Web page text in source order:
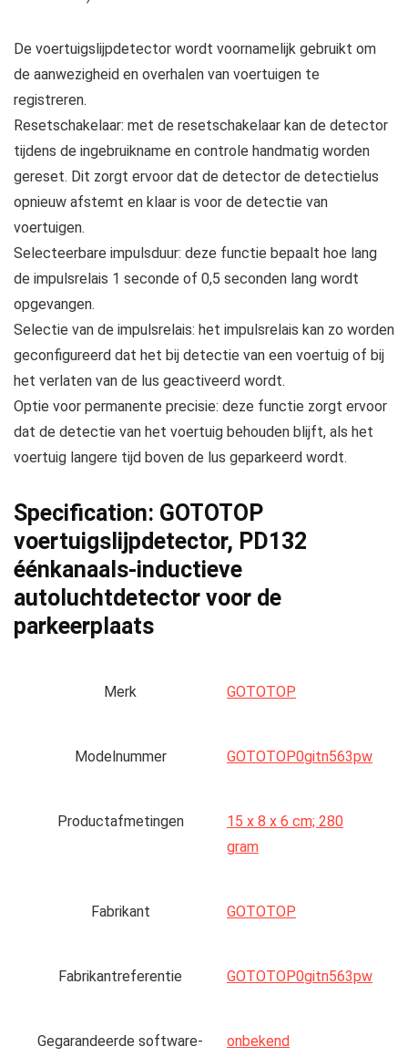
De voertuigslijpdetector wordt voornamelijk gebruikt om
de aanwezigheid en overhalen van voertuigen te
registreren.
Resetschakelaar: met de resetschakelaar kan de detector
tijdens de ingebruikname en controle handmatig worden
gereset. Dit zorgt ervoor dat de detector de detectielus
opnieuw afstemt en klaar is voor de detectie van
voertuigen.
Selecteerbare impulsduur: deze functie bepaalt hoe lang
de impulsrelais 1 seconde of 0,5 seconden lang wordt
opgevangen.
Selectie van de impulsrelais: het impulsrelais kan zo worden
geconfigureerd dat het bij detectie van een voertuig of bij
het verlaten van de lus geactiveerd wordt.
Optie voor permanente precisie: deze functie zorgt ervoor
dat de detectie van het voertuig behouden blijft, als het
voertuig langere tijd boven de lus geparkeerd wordt.
Specification: GOTOTOP
voertuigslijpdetector, PD132
éénkanaals-inductieve
autoluchtdetector voor de
parkeerplaats
Merk ‎GOTOTOP
Modelnummer ‎GOTOTOP0gitn563pw
Productafmetingen
‎15 x 8 x 6 cm; 280
gram
Fabrikant ‎GOTOTOP
Fabrikantreferentie ‎GOTOTOP0gitn563pw
Gegarandeerde software-
‎onbekend